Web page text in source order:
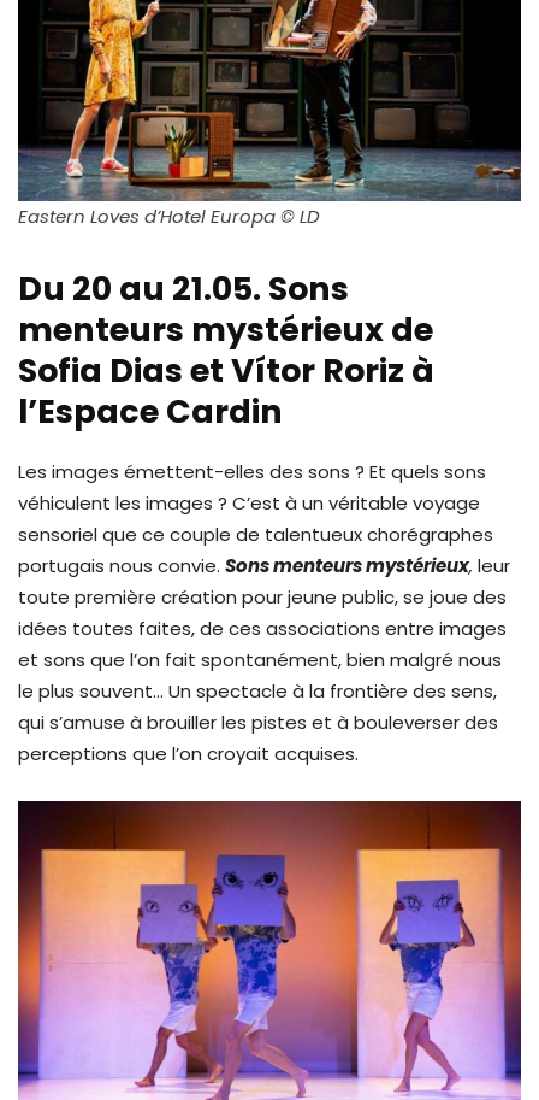
Eastern Loves d’Hotel Europa © LD
Du 20 au 21.05. Sons
menteurs mystérieux de
Sofia Dias et Vítor Roriz à
l’Espace Cardin
Les images émettent-elles des sons ? Et quels sons
véhiculent les images ? C’est à un véritable voyage
sensoriel que ce couple de talentueux chorégraphes
portugais nous convie. Sons menteurs mystérieux, leur
toute première création pour jeune public, se joue des
idées toutes faites, de ces associations entre images
et sons que l’on fait spontanément, bien malgré nous
le plus souvent… Un spectacle à la frontière des sens,
qui s’amuse à brouiller les pistes et à bouleverser des
perceptions que l’on croyait acquises.